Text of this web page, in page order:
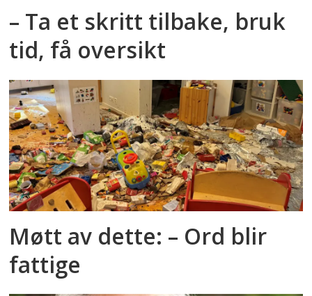
– Ta et skritt tilbake, bruk
tid, få oversikt
Møtt av dette: – Ord blir
fattige